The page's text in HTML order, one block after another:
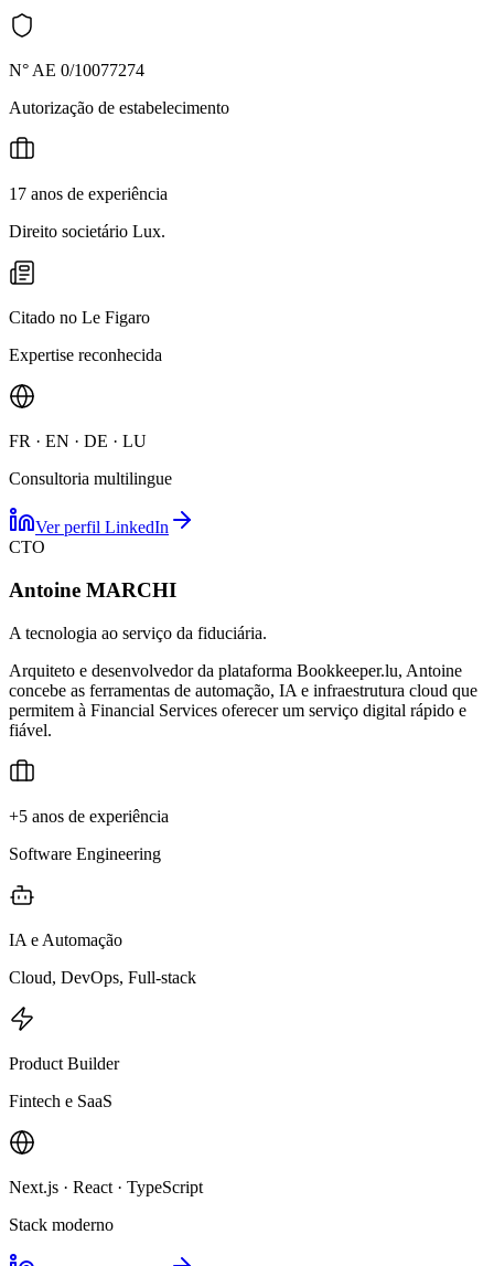
N° AE 0/10077274
Autorização de estabelecimento
17 anos de experiência
Direito societário Lux.
Citado no Le Figaro
Expertise reconhecida
FR · EN · DE · LU
Consultoria multilingue
Ver perfil LinkedIn
CTO
Antoine MARCHI
A tecnologia ao serviço da fiduciária.
Arquiteto e desenvolvedor da plataforma Bookkeeper.lu, Antoine
concebe as ferramentas de automação, IA e infraestrutura cloud que
permitem à Financial Services oferecer um serviço digital rápido e
fiável.
+5 anos de experiência
Software Engineering
IA e Automação
Cloud, DevOps, Full-stack
Product Builder
Fintech e SaaS
Next.js · React · TypeScript
Stack moderno